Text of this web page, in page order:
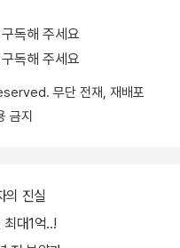
독해 주세요
독해 주세요
무단 전재, 재배포
금지